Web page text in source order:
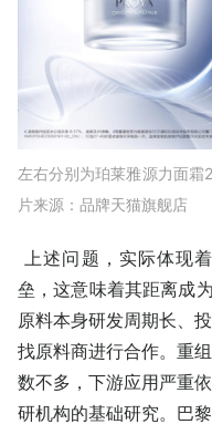
左右分别为珀莱雅源力面
片来源：品牌天猫旗舰店
上述问题，实际体现
垒，这意味着其距离成
原料本身研发周期长、
找原料商进行合作。重
数不多，下游应用严重
研机构的基础研究。巴